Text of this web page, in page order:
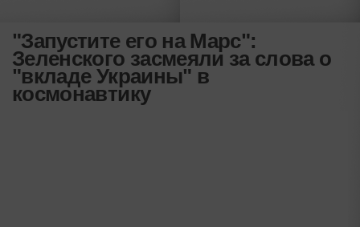
"Запустите его на Марс":
Зеленского засмеяли за слова о
"вкладе Украины" в
космонавтику